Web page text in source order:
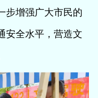
步增强广大市民的
安全水平，营造文